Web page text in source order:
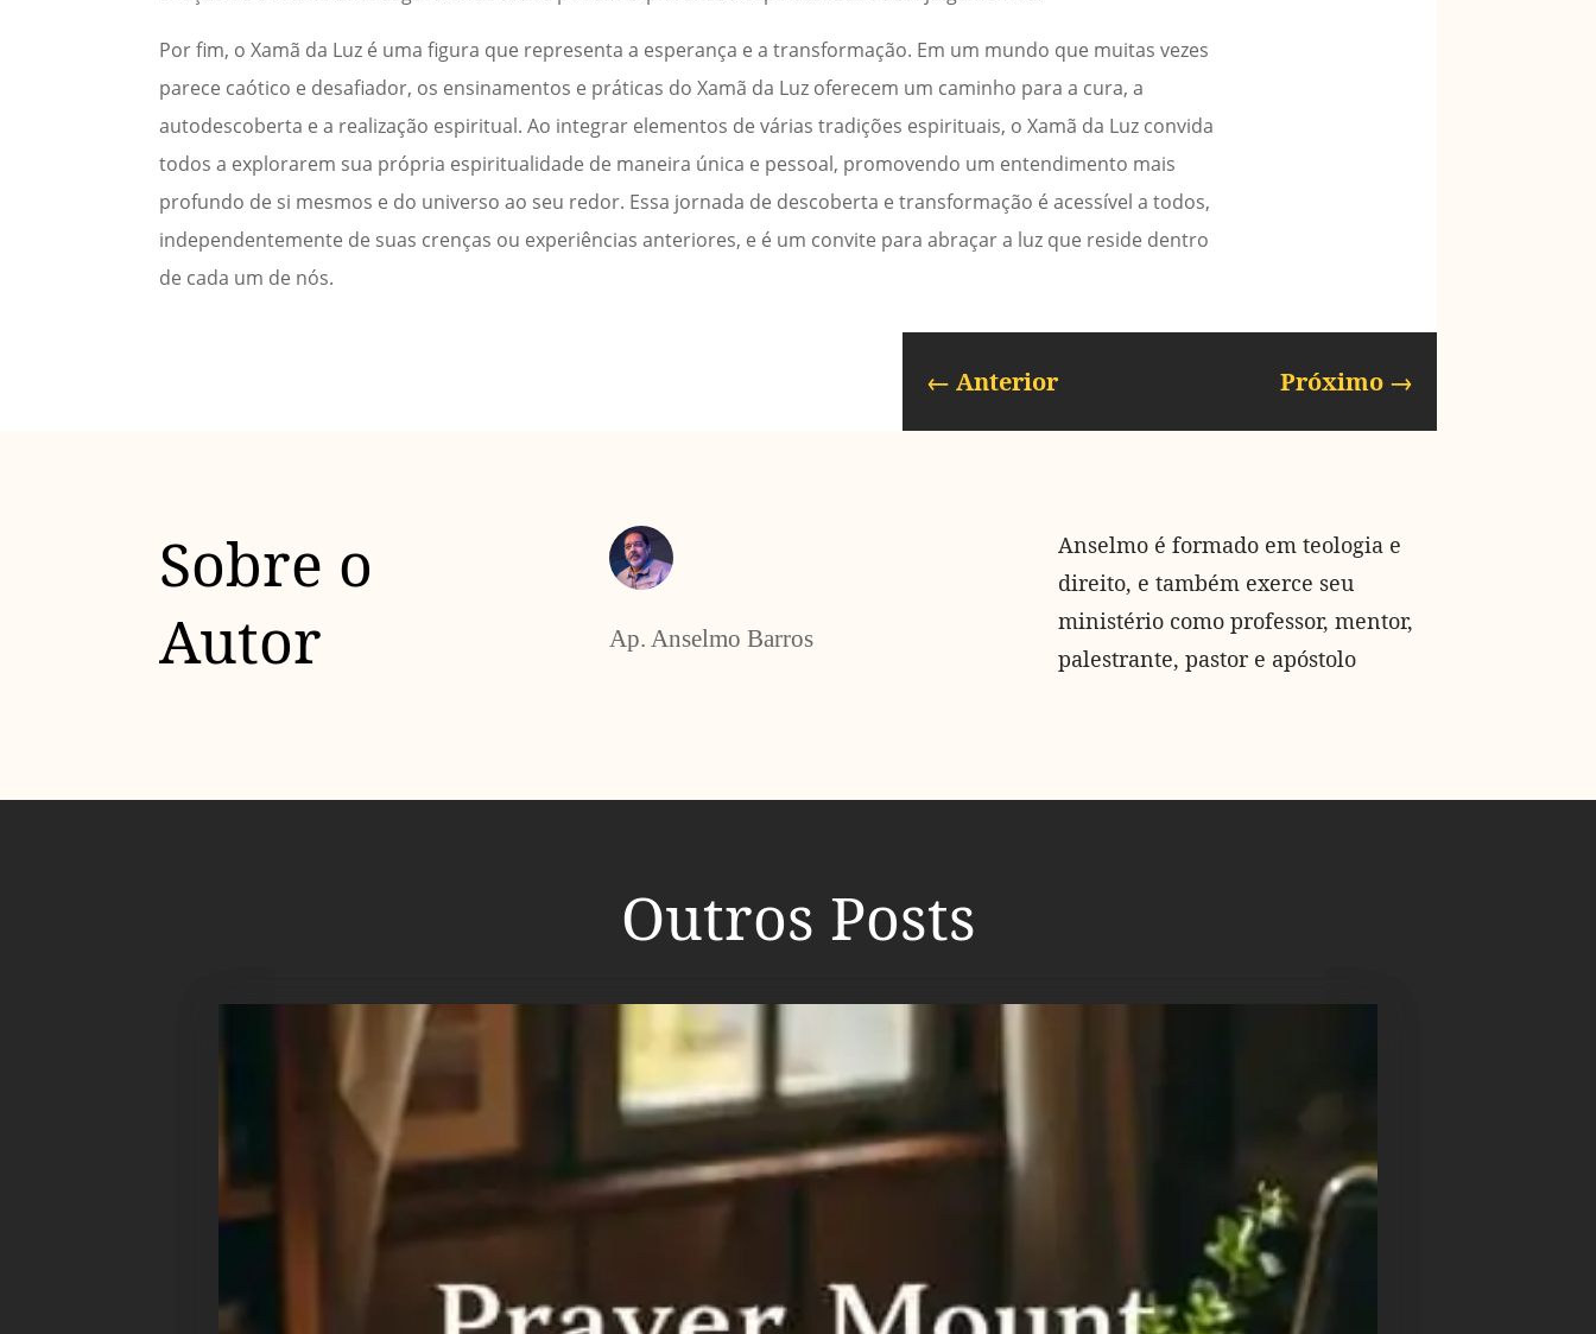
Por fim, o Xamã da Luz é uma figura que representa a esperança e a transformação. Em um mundo que muitas vezes
parece caótico e desafiador, os ensinamentos e práticas do Xamã da Luz oferecem um caminho para a cura, a
autodescoberta e a realização espiritual. Ao integrar elementos de várias tradições espirituais, o Xamã da Luz convida
todos a explorarem sua própria espiritualidade de maneira única e pessoal, promovendo um entendimento mais
profundo de si mesmos e do universo ao seu redor. Essa jornada de descoberta e transformação é acessível a todos,
independentemente de suas crenças ou experiências anteriores, e é um convite para abraçar a luz que reside dentro
de cada um de nós.
← Anterior Próximo→
Sobre o
Autor
Ap. Anselmo Barros
Anselmo é formado em teologia e
direito, e também exerce seu
ministério como professor, mentor,
palestrante, pastor e apóstolo
Outros Posts